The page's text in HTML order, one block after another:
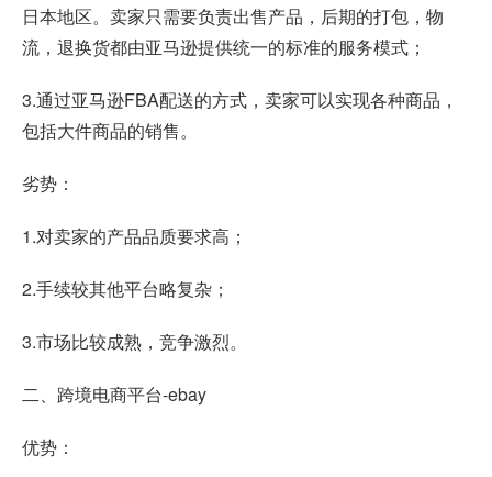
日本地区。卖家只需要负责出售产品，后期的打包，物
流，退换货都由亚马逊提供统一的标准的服务模式；
3.通过亚马逊FBA配送的方式，卖家可以实现各种商品，
包括大件商品的销售。
劣势：
1.对卖家的产品品质要求高；
2.手续较其他平台略复杂；
3.市场比较成熟，竞争激烈。
二、跨境电商平台-ebay
优势：